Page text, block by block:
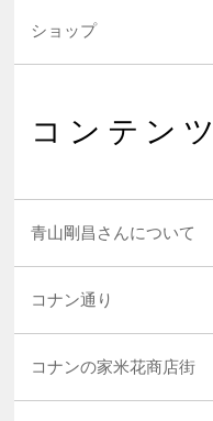
ショップ
コンテンツ
青山剛昌さんについて
コナン通り
コナンの家米花商店街